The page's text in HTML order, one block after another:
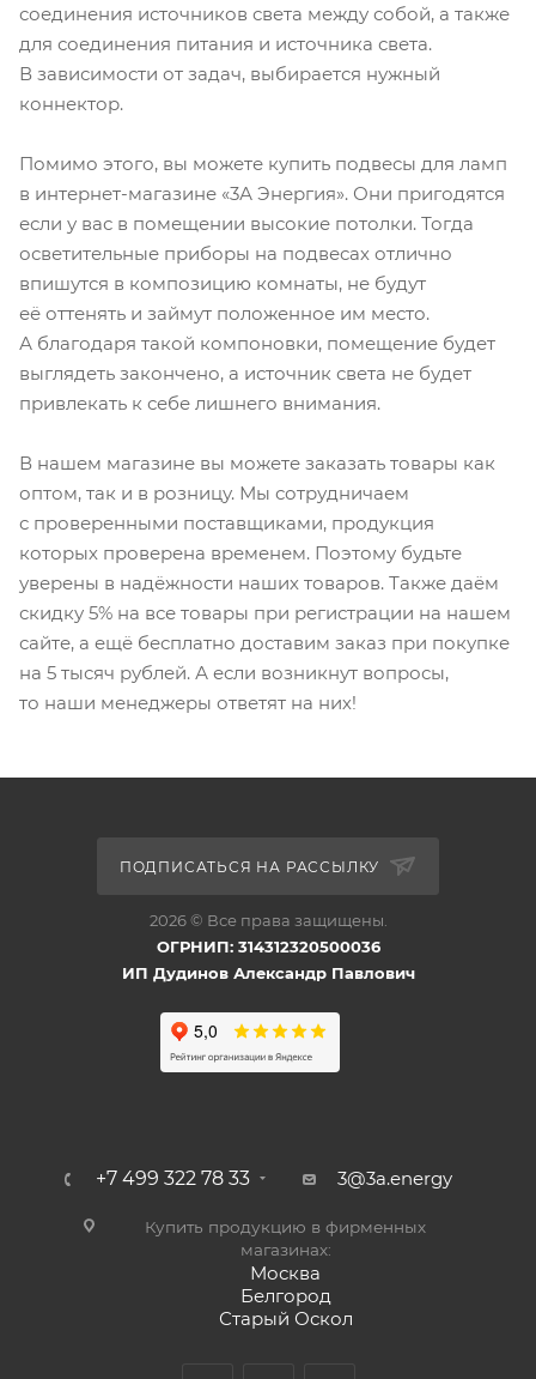
соединения источников света между собой, а также
для соединения питания и источника света.
В зависимости от задач, выбирается нужный
коннектор.
Помимо этого, вы можете купить подвесы для ламп
в интернет-магазине «3А Энергия». Они пригодятся
если у вас в помещении высокие потолки. Тогда
осветительные приборы на подвесах отлично
впишутся в композицию комнаты, не будут
её оттенять и займут положенное им место.
А благодаря такой компоновки, помещение будет
выглядеть закончено, а источник света не будет
привлекать к себе лишнего внимания.
В нашем магазине вы можете заказать товары как
оптом, так и в розницу. Мы сотрудничаем
с проверенными поставщиками, продукция
которых проверена временем. Поэтому будьте
уверены в надёжности наших товаров. Также даём
скидку 5% на все товары при регистрации на нашем
сайте, а ещё бесплатно доставим заказ при покупке
на 5 тысяч рублей. А если возникнут вопросы,
то наши менеджеры ответят на них!
ПОДПИСАТЬСЯ НА РАССЫЛКУ
2026 © Все права защищены.
ОГРНИП: 314312320500036
ИП Дудинов Александр Павлович
+7 499 322 78 33 3@3a.energy
Купить продукцию в фирменных
магазинах:
Москва
Белгород
Старый Оскол